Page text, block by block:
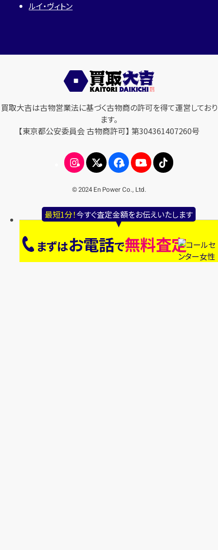
最短1分！今すぐ査定金額をお伝えいたします
まずはお電話で無料査定
ルイ・ヴィトン
買取大吉は古物営業法に基づく古物商の許可を得て運営しており
ます。
【東京都公安委員会 古物商許可】 第304361407260号
© 2024 En Power Co., Ltd.